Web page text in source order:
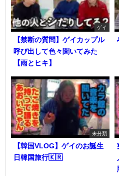
ゲイ
【禁断の質問】ゲイカップル
呼び出して色々聞いてみた
【雨とヒキ】
未分類
【韓国VLOG】ゲイのお誕生
日韓国旅行🇰🇷